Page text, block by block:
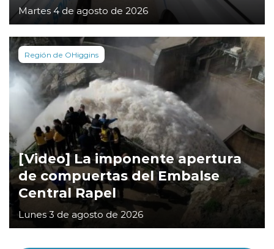
Martes 4 de agosto de 2026
Región de OHiggins
[Video] La imponente apertura
de compuertas del Embalse
Central Rapel
Lunes 3 de agosto de 2026